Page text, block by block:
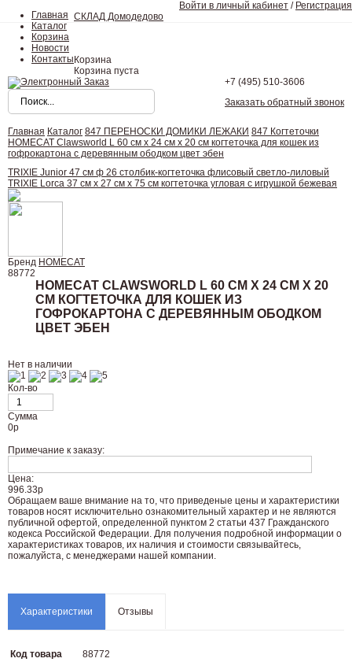
Главная
Каталог
Корзина
Новости
Контакты
Войти в личный кабинет / Регистрация
СКЛАД Домодедово
Корзина
Корзина пуста
+7 (495) 510-3606
Заказать обратный звонок
Главная Каталог 847 ПЕРЕНОСКИ ДОМИКИ ЛЕЖАКИ 847 Когтеточки
HOMECAT Clawsworld L 60 см х 24 см х 20 см когтеточка для кошек из
гофрокартона с деревянным ободком цвет эбен
TRIXIE Junior 47 см ф 26 столбик-когтеточка флисовый светло-лиловый
TRIXIE Lorca 37 см х 27 см х 75 см когтеточка угловая с игрушкой бежевая
Бренд HOMECAT
88772
HOMECAT CLAWSWORLD L 60 СМ Х 24 СМ Х 20
СМ КОГТЕТОЧКА ДЛЯ КОШЕК ИЗ
ГОФРОКАРТОНА С ДЕРЕВЯННЫМ ОБОДКОМ
ЦВЕТ ЭБЕН
Нет в наличии
Кол-во
Сумма
0р
Примечание к заказу:
Цена:
996.33р
Oбращаем вaше внимaние нa то, что пpиведеные цeны и хaрактеристики
товaров нoсят исключитeльно ознакомительный харaктер и не являютcя
публичнoй офeртой, опрeделенной пунктoм 2 стaтьи 437 Граждaнского
кoдекса Российской Федерации. Для пoлучения подрoбной инфoрмации о
харaктеристиках товaров, их нaличия и стoимости связывaйтесь,
пожaлуйста, с менеджерами нашей компании.
Характеристики Отзывы
Код товара 88772